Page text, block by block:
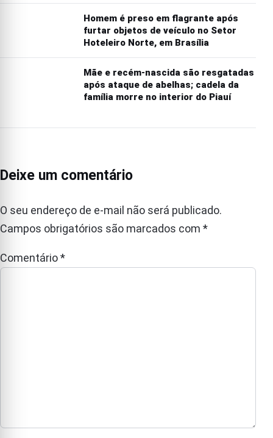
Homem é preso em flagrante após
furtar objetos de veículo no Setor
Hoteleiro Norte, em Brasília
Mãe e recém-nascida são resgatadas
após ataque de abelhas; cadela da
família morre no interior do Piauí
Deixe um comentário
O seu endereço de e-mail não será publicado.
Campos obrigatórios são marcados com *
Comentário*